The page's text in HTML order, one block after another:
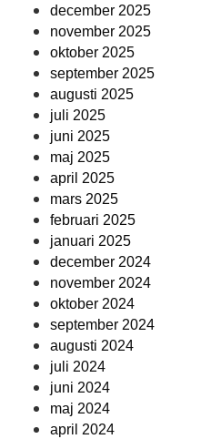
december 2025
november 2025
oktober 2025
september 2025
augusti 2025
juli 2025
juni 2025
maj 2025
april 2025
mars 2025
februari 2025
januari 2025
december 2024
november 2024
oktober 2024
september 2024
augusti 2024
juli 2024
juni 2024
maj 2024
april 2024